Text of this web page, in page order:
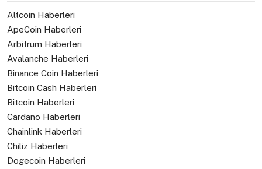
Altcoin Haberleri
ApeCoin Haberleri
Arbitrum Haberleri
Avalanche Haberleri
Binance Coin Haberleri
Bitcoin Cash Haberleri
Bitcoin Haberleri
Cardano Haberleri
Chainlink Haberleri
Chiliz Haberleri
Dogecoin Haberleri